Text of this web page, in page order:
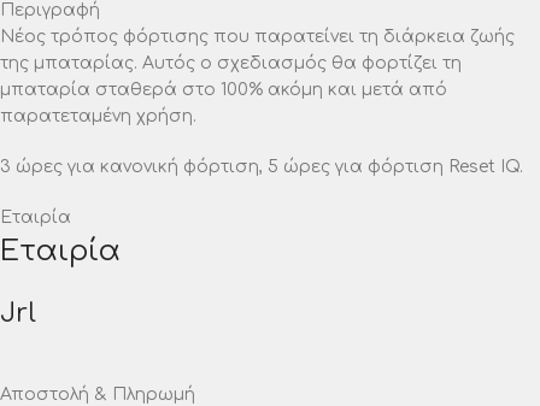
Περιγραφή
Νέος τρόπος φόρτισης που παρατείνει τη διάρκεια ζωής
της μπαταρίας. Αυτός ο σχεδιασμός θα φορτίζει τη
μπαταρία σταθερά στο 100% ακόμη και μετά από
παρατεταμένη χρήση.
3 ώρες για κανονική φόρτιση, 5 ώρες για φόρτιση Reset IQ.
Εταιρία
Εταιρία
Jrl
Αποστολή & Πληρωμή